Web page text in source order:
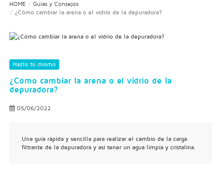
HOME
Guías y Consejos
¿Cómo cambiar la arena o el vidrio de la depuradora?
Hazlo tú mismo
¿Cómo cambiar la arena o el vidrio de la
depuradora?
05/06/2022
Una guía rápida y sencilla para realizar el cambio de la carga
filtrante de la depuradora y así tener un agua limpia y cristalina.